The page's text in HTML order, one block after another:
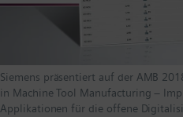
Siemens präsentiert auf der AMB
in Machine Tool Manufacturing –
Applikationen für die offene